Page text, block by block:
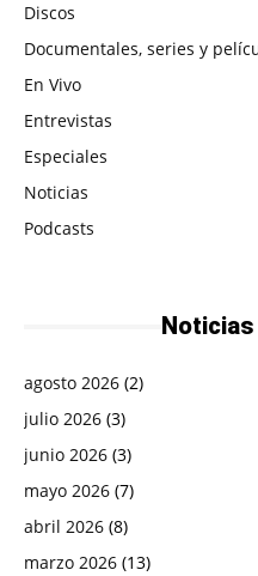
Discos
Documentales, series y
En Vivo
Entrevistas
Especiales
Noticias
Podcasts
agosto 2026 (2)
julio 2026 (3)
junio 2026 (3)
mayo 2026 (7)
abril 2026 (8)
marzo 2026 (13)